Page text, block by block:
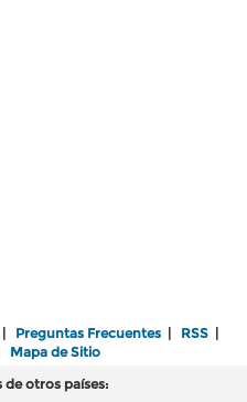
| Preguntas Frecuentes | RSS |
Mapa de Sitio
de otros países: